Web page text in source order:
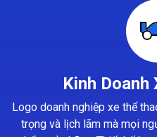
Kinh Doanh
Logo doanh nghiệp xe thể
trọng và lịch lãm mà mọi